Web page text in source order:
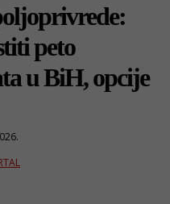
peto
u BiH, opcije